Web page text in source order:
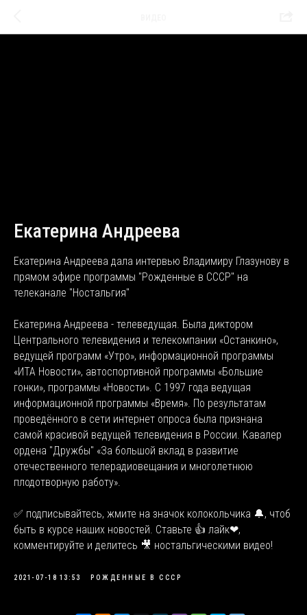
Екатерина Андреева
Екатерина Андреева дала интервью Владимиру Глазунову в
прямом эфире программы "Рожденные в СССР" на
телеканале "Ностальгия"
Екатерина Андреева - телеведущая. Была диктором
Центрального телевидения и телекомпании «Останкино»,
ведущей программ «Утро», информационной программы
«ИТА Новости», автоспортивной программы «Большие
гонки», программы «Новости». С 1997 года ведущая
информационной программы «Время». По результатам
проведённого в сети интернет опроса была признана
самой красивой ведущей телевидения в России. Кавалер
ордена "Дружбы" «За большой вклад в развитие
отечественного телерадиовещания и многолетнюю
плодотворную работу».
✅ подписывайтесь, жмите на значок колокольчика 🔔, чтоб
быть в курсе наших новостей. Ставьте 👍 лайк❤,
комментируйте и делитесь 🎥 ностальгическими видео!
2021-07-18 13:53 РОЖДЕННЫЕ В СССР